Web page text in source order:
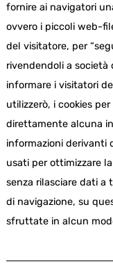
fornire ai navigatori
ovvero i piccoli web-
del visitatore, per
rivendendoli a società
informare i visitatori
utilizzerò, i cookies
direttamente alcuna
informazioni derivanti
usati per ottimizzare
senza rilasciare dati a
di navigazione, su
sfruttate in alcun